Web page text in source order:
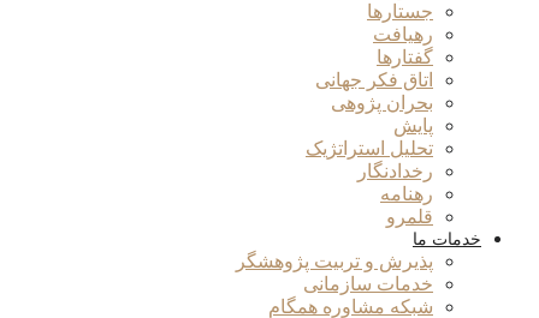
جستارها
رهیافت
گفتارها
اتاق فکر جهانی
بحران پژوهی
پایش
تحلیل استراتژیک
رخدادنگار
رهنامه
قلمرو
خدمات ما
پذیرش و تربیت پژوهشگر
خدمات سازمانی
شبکه مشاوره همگام